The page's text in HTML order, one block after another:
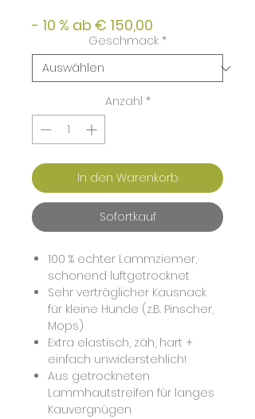
- 10 % ab € 150,00
Geschmack *
Anzahl *
In den Warenkorb
Sofortkauf
100 % echter Lammziemer,
schonend luftgetrocknet
Sehr verträglicher Kausnack
für kleine Hunde (z.B. Pinscher,
Mops)
Extra elastisch, zäh, hart +
einfach unwiderstehlich!
Aus getrockneten
Lammhautstreifen für langes
Kauvergnügen